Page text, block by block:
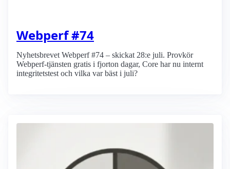
Webperf #74
Nyhetsbrevet Webperf #74 – skickat 28:e juli. Provkör
Webperf-tjänsten gratis i fjorton dagar, Core har nu internt
integritetstest och vilka var bäst i juli?